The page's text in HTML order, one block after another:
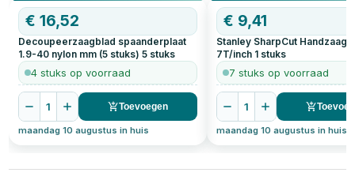
soorten er zijn voor
verschillende materialen.
€16,52
Decoupeerzaagblad spaanderplaat
1.9-40 nylon mm (5 stuks) 5 stuks
4 stuks op voorraad
1 Toevoegen
maandag 10 augustus in huis
€ 9,41
Stanley SharpCut Handzaag
7T/inch 1 stuks
7 stuks op voorraad
1
maandag 10 augustus in huis